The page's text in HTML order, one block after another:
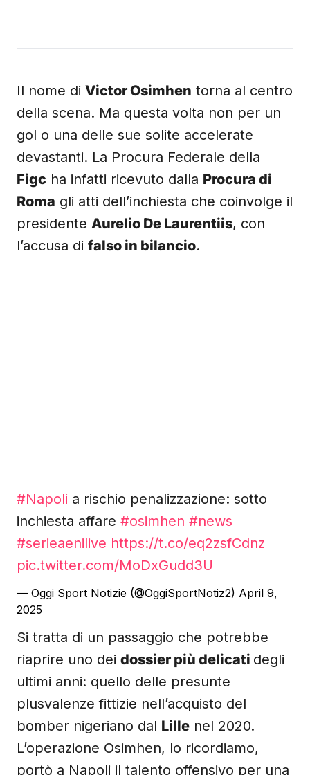
Il nome di Victor Osimhen torna al centro
della scena. Ma questa volta non per un
gol o una delle sue solite accelerate
devastanti. La Procura Federale della
Figc ha infatti ricevuto dalla Procura di
Roma gli atti dell’inchiesta che coinvolge il
presidente Aurelio De Laurentiis, con
l’accusa di falso in bilancio.
#Napoli a rischio penalizzazione: sotto
inchiesta affare #osimhen #news
#serieaenilive https://t.co/eq2zsfCdnz
pic.twitter.com/MoDxGudd3U
— Oggi Sport Notizie (@OggiSportNotiz2) April 9,
2025
Si tratta di un passaggio che potrebbe
riaprire uno dei dossier più delicati degli
ultimi anni: quello delle presunte
plusvalenze fittizie nell’acquisto del
bomber nigeriano dal Lille nel 2020.
L’operazione Osimhen, lo ricordiamo,
portò a Napoli il talento offensivo per una